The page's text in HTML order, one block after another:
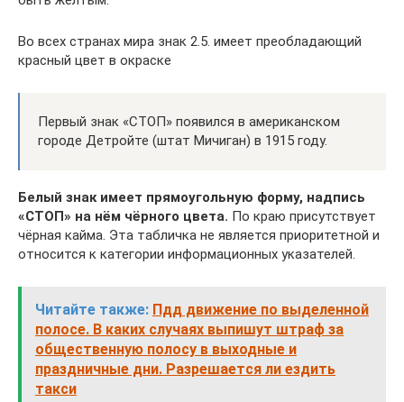
Во всех странах мира знак 2.5. имеет преобладающий
красный цвет в окраске
Первый знак «СТОП» появился в американском
городе Детройте (штат Мичиган) в 1915 году.
Белый знак имеет прямоугольную форму, надпись
«СТОП» на нём чёрного цвета. По краю присутствует
чёрная кайма. Эта табличка не является приоритетной и
относится к категории информационных указателей.
Читайте также: Пдд движение по выделенной
полосе. В каких случаях выпишут штраф за
общественную полосу в выходные и
праздничные дни. Разрешается ли ездить
такси